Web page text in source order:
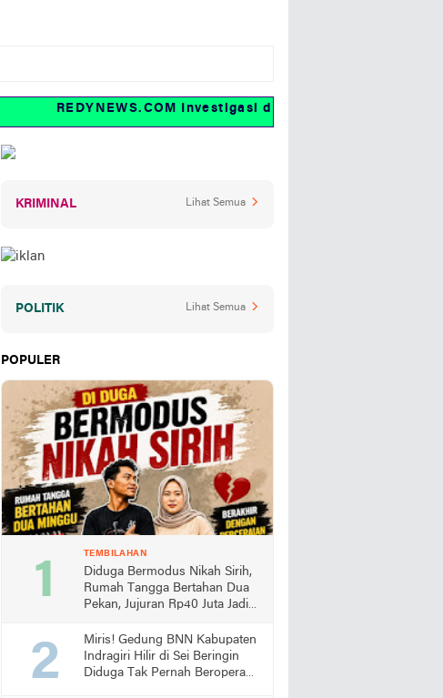
REDYNEWS.COM Investigasi dan fakta
KRIMINAL Lihat Semua
POLITIK Lihat Semua
POPULER
TEMBILAHAN
Diduga Bermodus Nikah Sirih,
Rumah Tangga Bertahan Dua
Pekan, Jujuran Rp40 Juta Jadi
Miris! Gedung BNN Kabupaten
Indragiri Hilir di Sei Beringin
Diduga Tak Pernah Beroperasi,